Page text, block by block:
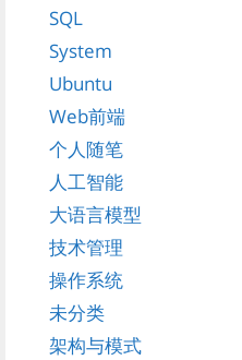
SQL
System
Ubuntu
Web前端
个人随笔
人工智能
大语言模型
技术管理
操作系统
未分类
架构与模式